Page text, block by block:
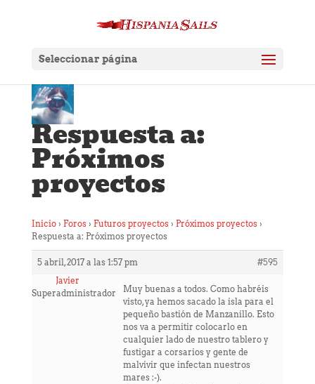
Seleccionar página
Respuesta a:
Próximos
proyectos
Inicio › Foros › Futuros proyectos › Próximos proyectos ›
Respuesta a: Próximos proyectos
5 abril, 2017 a las 1:57 pm
#595
Javier
Superadministrador
Muy buenas a todos. Como habréis
visto, ya hemos sacado la isla para el
pequeño bastión de Manzanillo. Esto
nos va a permitir colocarlo en
cualquier lado de nuestro tablero y
fustigar a corsarios y gente de
malvivir que infectan nuestros
mares :-).